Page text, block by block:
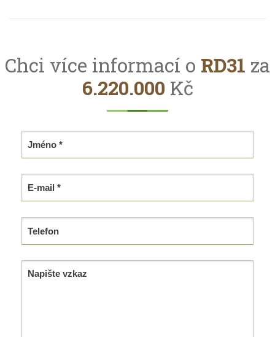
Chci více informací o RD31 za
6.220.000 Kč